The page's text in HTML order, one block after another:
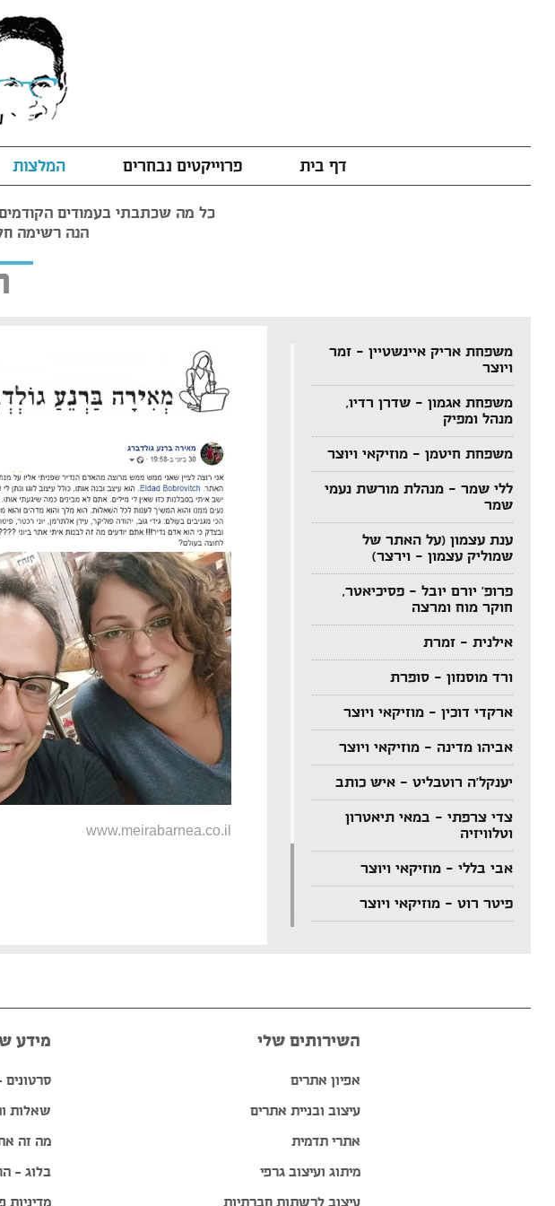
דף בית פרוייקטים נבחרים המלצות
כל מה שכתבתי בעמודים הקודמים
הנה רשימה
משפחת אריק איינשטיין – זמר
ויוצר
משפחת אגמון – שדרן רדיו,
מנהל ומפיק
משפחת חיטמן – מוזיקאי ויוצר
ללי שמר – מנהלת מורשת נעמי
שמר
ענת עצמון (על האתר של
שמוליק עצמון – וירצר)
פרופ' יורם יובל – פסיכיאטר,
חוקר מוח ומרצה
אילנית – זמרת
ורד מוסנזון – סופרת
ארקדי דוכין – מוזיקאי ויוצר
אביהו מדינה – מוזיקאי ויוצר
יענקל'ה רוטבליט – איש כותב
צדי צרפתי – במאי תיאטרון
וטלוויזיה
אבי בללי – מוזיקאי ויוצר
פיטר רוט – מוזיקאי ויוצר
www.meirabarnea.co.il
השירותים שלי
אפיון אתרים
עיצוב ובניית אתרים
אתרי תדמית
מיתוג ועיצוב גרפי
עיצוב לרשתות חברתיות
מידע
סרטונים
שאלות
מה זה
בלוג –
מדיניות